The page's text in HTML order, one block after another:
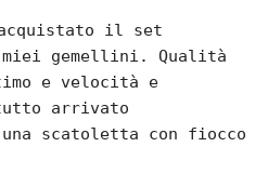
acquistato il set
gemellini. Qualità
e velocità e
arrivato
scatoletta con fiocco